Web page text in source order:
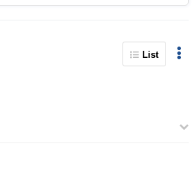
List